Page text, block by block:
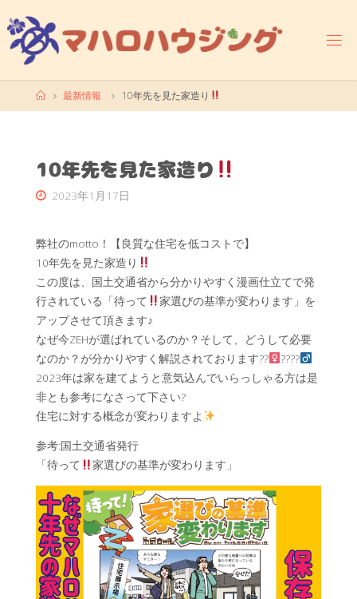
ン
テ
ホ
ー
最新情報 10年先を見た家造り
10年先を見た家造り
2023年1月17日
弊社のmotto！【良質な住宅を低コストで】
10年先を見た家造り
この度は、国土交通省から分かりやすく漫画仕立てで発
行されている「待って
家選びの基準が変わります」を
アップさせて頂きます♪
なぜ今ZEHが選ばれているのか？そして、どうして必要
なのか？が分かりやすく解説されております??‍
????‍
2023年は家を建てようと意気込んでいらっしゃる方は是
非とも参考になさって下さい?
住宅に対する概念が変わりますよ
参考:国土交通省発行
「待って
家選びの基準が変わります」